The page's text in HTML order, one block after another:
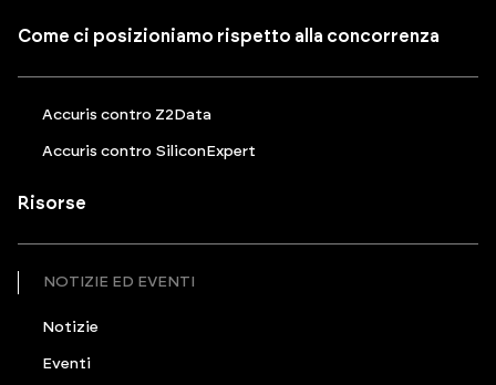
Come ci posizioniamo rispetto alla concorrenza
Accuris contro Z2Data
Accuris contro SiliconExpert
Risorse
NOTIZIE ED EVENTI
Notizie
Eventi